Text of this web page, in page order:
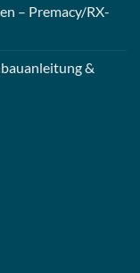
– Premacy/RX-
&